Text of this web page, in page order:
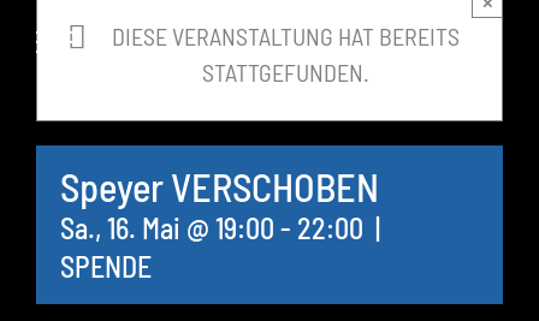
DIESE VERANSTALTUNG HAT BEREITS
STATTGEFUNDEN.
Speyer VERSCHOBEN
Sa., 16. Mai @ 19:00 - 22:00 |
SPENDE